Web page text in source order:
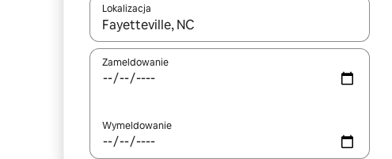
Lokalizacja
Gdy wyniki będą dostępne, możesz poruszać się po
Zameldowanie
Wymeldowanie